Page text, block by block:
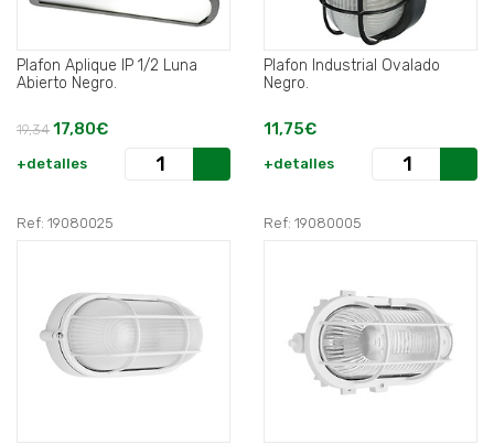
Plafon Aplique IP 1/2 Luna
Abierto Negro.
19,34 17,80€
+detalles
Plafon Industrial Ovalado
Negro.
11,75€
+detalles
Ref: 19080025 Ref: 19080005